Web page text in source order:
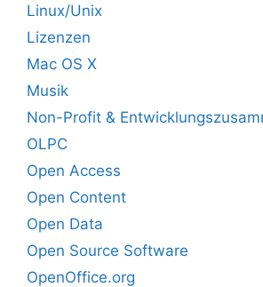
Linux/Unix
Lizenzen
Mac OS X
Musik
Non-Profit &
OLPC
Open Access
Open Content
Open Data
Open Source Software
OpenOffice.org